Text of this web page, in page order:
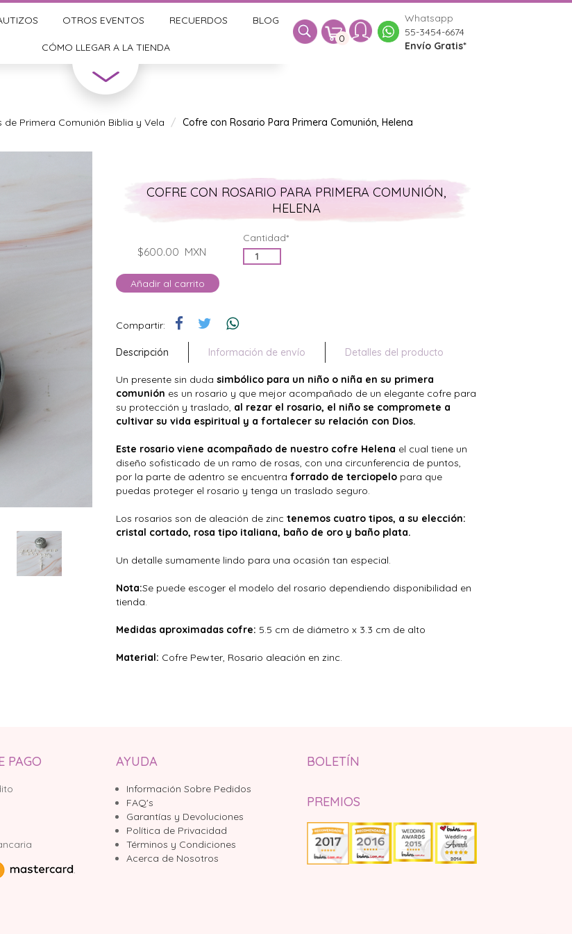
OTROS EVENTOS RECUERDOS BLOG
CÓMO LLEGAR A LA TIENDA
0
Whatsapp
55-3454-6674
Envío Gratis*
de Primera Comunión Biblia y Vela Cofre con Rosario Para Primera Comunión, Helena
COFRE CON ROSARIO PARA PRIMERA COMUNIÓN,
HELENA
$600.00 MXN
Cantidad*
Añadir al carrito
Compartir:
Descripción Información de envío Detalles del producto
Un presente sin duda simbólico para un niño o niña en su primera
comunión es un rosario y que mejor acompañado de un elegante cofre para
su protección y traslado, al rezar el rosario, el niño se compromete a
cultivar su vida espiritual y a fortalecer su relación con Dios.
Este rosario viene acompañado de nuestro cofre Helena el cual tiene un
diseño sofisticado de un ramo de rosas, con una circunferencia de puntos,
por la parte de adentro se encuentra forrado de terciopelo para que
puedas proteger el rosario y tenga un traslado seguro.
Los rosarios son de aleación de zinc tenemos cuatro tipos, a su elección:
cristal cortado, rosa tipo italiana, baño de oro y baño plata.
Un detalle sumamente lindo para una ocasión tan especial.
Nota:Se puede escoger el modelo del rosario dependiendo disponibilidad en
tienda.
Medidas aproximadas cofre: 5.5 cm de diámetro x 3.3 cm de alto
Material: Cofre Pewter, Rosario aleación en zinc.
PAGO AYUDA
Información Sobre Pedidos
FAQ's
Garantías y Devoluciones
Política de Privacidad
Términos y Condiciones
Acerca de Nosotros
BOLETÍN
PREMIOS